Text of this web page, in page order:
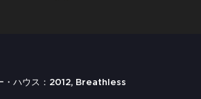
ハウス：2012, Breathless